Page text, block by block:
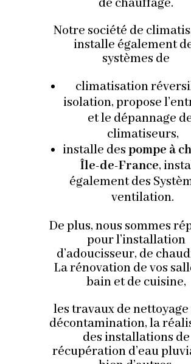
de chauffage.
Notre société de
installe également
systèmes de
climatisation
isolation, propose
et le dépannage
climatiseurs,
installe despompe à
Île-de-France,
également des
ventilation.
De plus, nous sommes
pour l’installation
d’adoucisseur, de
La rénovation de vos
bain et de cuisine,
les travaux de nettoyage
décontamination, la
des installations de
récupération d’eau